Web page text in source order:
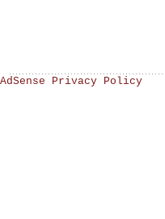
AdSense Privacy Policy